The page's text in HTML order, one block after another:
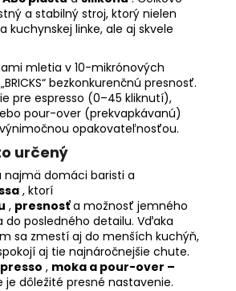
a stabilný stroj, ktorý nielen
kuchynskej linke, ale aj skvele
mletia v 10-mikrónových
bezkonkurenčnú presnosť.
pre espresso (0–45 kliknutí),
pour-over (prekvapkávanú)
opakovateľnosťou.
určený
najmä domáci baristi a
, ktorí
, presnosť a možnosť jemného
posledného detailu. Vďaka
sa zmestí aj do menších kuchýň,
aj tie najnáročnejšie chute.
, moka a pour-over –
je dôležité presné nastavenie.